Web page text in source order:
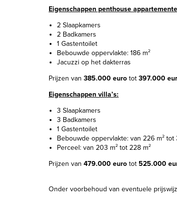
Eigenschappen penthouse
2 Slaapkamers
2 Badkamers
1 Gastentoilet
Bebouwde oppervlakte: 186 m²
Jacuzzi op het dakterras
Prijzen van 385.000 euro tot 397.000
Eigenschappen villa’s:
3 Slaapkamers
3 Badkamers
1 Gastentoilet
Bebouwde oppervlakte: van 226 m² tot
Perceel: van 203 m² tot 228 m²
Prijzen van 479.000 euro tot 525.000
Onder voorbehoud van eventuele